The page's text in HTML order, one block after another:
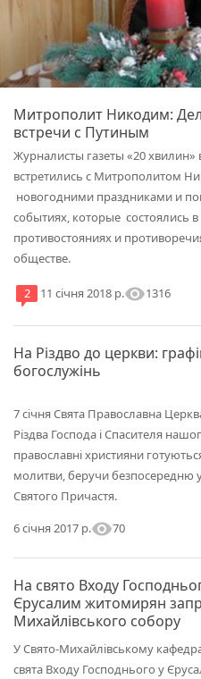
Митрополит Никодим:
встречи с Путиным
Журналисты газеты «20 хвилин»
встретились с Митрополитом
новогодними праздниками и
событиях, которые состоялись
противостояниях и
обществе.
2 11 січня 2018 р.visibility1316
На Різдво до церкви:
богослужінь
7 січня Свята Православна
Різдва Господа і Спасителя
православні християни
молитви, беручи безпосередню
Святого Причастя.
6 січня 2017 р.visibility70
На свято Входу
Єрусалим житомирян
Михайлівського собору
У Свято-Михайлівському
свята Входу Господнього у